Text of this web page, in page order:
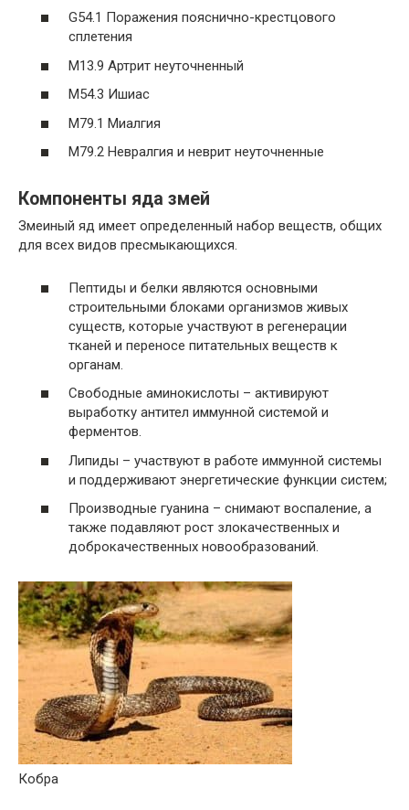
G54.1 Поражения пояснично-крестцового
сплетения
M13.9 Артрит неуточненный
M54.3 Ишиас
M79.1 Миалгия
M79.2 Невралгия и неврит неуточненные
Компоненты яда змей
Змеиный яд имеет определенный набор веществ, общих
для всех видов пресмыкающихся.
Пептиды и белки являются основными
строительными блоками организмов живых
существ, которые участвуют в регенерации
тканей и переносе питательных веществ к
органам.
Свободные аминокислоты – активируют
выработку антител иммунной системой и
ферментов.
Липиды – участвуют в работе иммунной системы
и поддерживают энергетические функции систем;
Производные гуанина – снимают воспаление, а
также подавляют рост злокачественных и
доброкачественных новообразований.
Кобра